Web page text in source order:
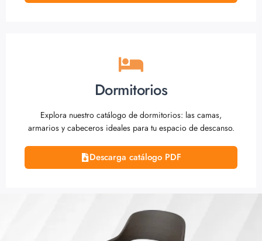
Dormitorios
Explora nuestro catálogo de dormitorios: las camas,
armarios y cabeceros ideales para tu espacio de descanso.
Descarga catálogo PDF